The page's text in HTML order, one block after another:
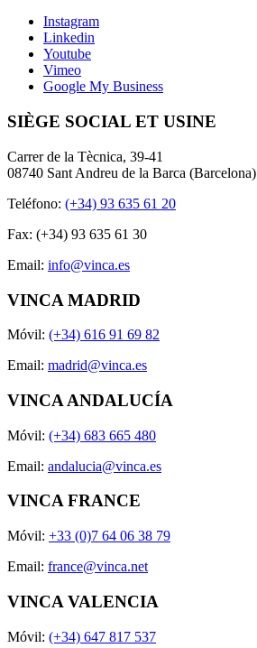
Instagram
Linkedin
Youtube
Vimeo
Google My Business
SIÈGE SOCIAL ET USINE
Carrer de la Tècnica, 39-41
08740 Sant Andreu de la Barca (Barcelona)
Teléfono: (+34) 93 635 61 20
Fax: (+34) 93 635 61 30
Email: info@vinca.es
VINCA MADRID
Móvil: (+34) 616 91 69 82
Email: madrid@vinca.es
VINCA ANDALUCÍA
Móvil: (+34) 683 665 480
Email: andalucia@vinca.es
VINCA FRANCE
Móvil: +33 (0)7 64 06 38 79
Email: france@vinca.net
VINCA VALENCIA
Móvil: (+34) 647 817 537